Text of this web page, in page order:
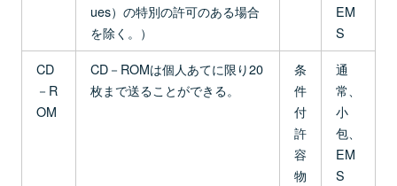
ues）の特別の許可のある場合
を除く。）
EM
S
CD
－R
OM
CD－ROMは個人あてに限り20
枚まで送ることができる。
条
件
付
許
容
物
通
常、
小
包、
EM
S